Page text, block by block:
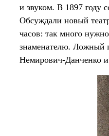
и звуком. В 1897 году
Обсуждали новый
часов: так много
знаменателю. Ложный
Немирович-Данченко